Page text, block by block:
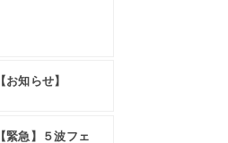
【お知らせ】
【緊急】５波フェ